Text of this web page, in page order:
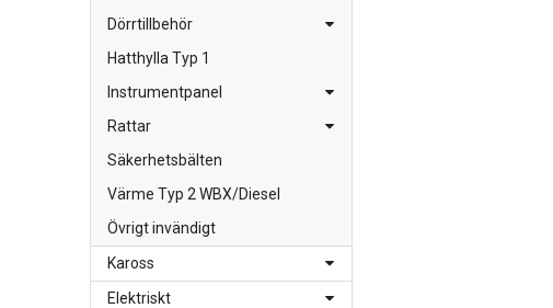
Dörrtillbehör
Hatthylla Typ 1
Instrumentpanel
Rattar
Säkerhetsbälten
Värme Typ 2 WBX/Diesel
Övrigt invändigt
Kaross
Elektriskt